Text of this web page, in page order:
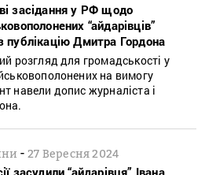
засідання у РФ щодо
“айдарівців”
публікацію Дмитра Гордона
розгляд для громадськості у
на вимогу
навели допис журналіста і
-27 Вересня 2024
засудили “айдарівця” Івана